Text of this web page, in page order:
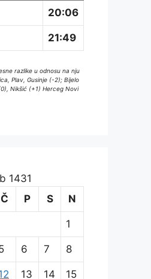
20:06
21:49
razlike u odnosu na nju
Plav, Gusinje (-2); Bijelo
Nikšić (+1) Herceg Novi
1431
Č P S N
1
6 7 8
13 14 15